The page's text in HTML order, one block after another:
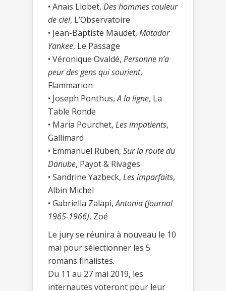
• Anaïs Llobet, Des hommes couleur
de ciel, L’Observatoire
• Jean-Baptiste Maudet, Matador
Yankee, Le Passage
• Véronique Ovaldé, Personne n’a
peur des gens qui sourient,
Flammarion
• Joseph Ponthus,A la ligne, La
Table Ronde
• Maria Pourchet, Les impatients,
Gallimard
• Emmanuel Ruben, Sur la route du
Danube, Payot & Rivages
• Sandrine Yazbeck, Les imparfaits,
Albin Michel
• Gabriella Zalapi,Antonia (Journal
1965-1966), Zoé
Le jury se réunira à nouveau le 10
mai pour sélectionner les 5
romans finalistes.
Du 11 au 27 mai 2019, les
internautes voteront pour leur